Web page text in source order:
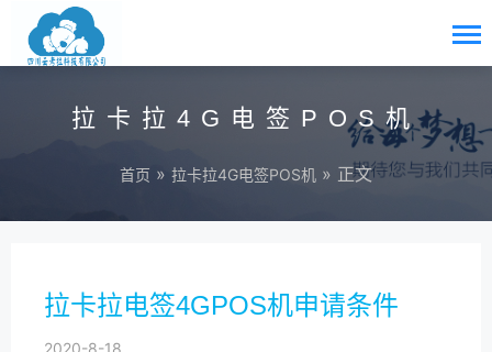
拉卡拉4G电签POS机
首页 » 拉卡拉4G电签POS机 » 正文
拉卡拉电签4GPOS机申请条件
2020-8-18